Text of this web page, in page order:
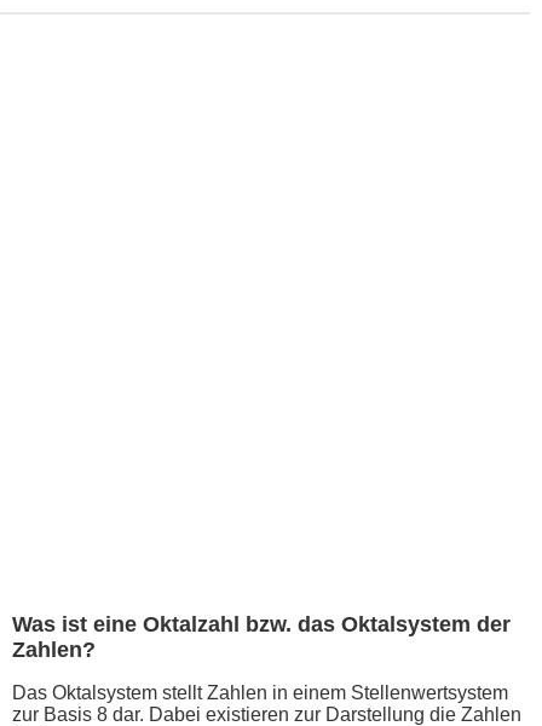
Was ist eine Oktalzahl bzw. das Oktalsystem der
Zahlen?
Das Oktalsystem stellt Zahlen in einem Stellenwertsystem
zur Basis 8 dar. Dabei existieren zur Darstellung die Zahlen